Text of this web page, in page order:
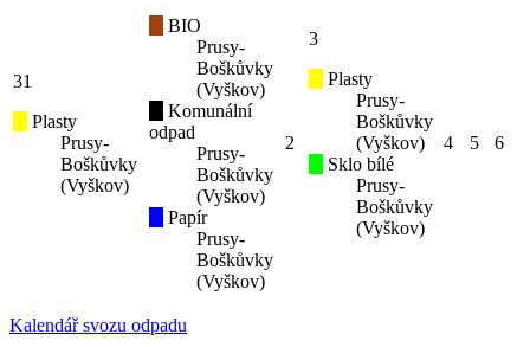
31
Plasty
Prusy-
Boškůvky
(Vyškov)
BIO
Prusy-
Boškůvky
(Vyškov)
Komunální
odpad
Prusy-
Boškůvky
(Vyškov)
Papír
Prusy-
Boškůvky
(Vyškov)
2
3
Plasty
Prusy-
Boškůvky
(Vyškov)
Sklo bílé
Prusy-
Boškůvky
(Vyškov)
4 5 6
Kalendář svozu odpadu